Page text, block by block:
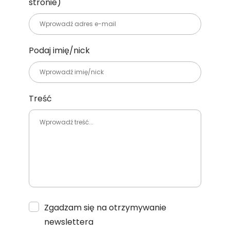
stronie)
Podaj imię/nick
Treść
Zgadzam się na otrzymywanie
newslettera